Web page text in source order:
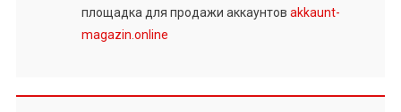
площадка для продажи аккаунтов akkaunt-
magazin.online